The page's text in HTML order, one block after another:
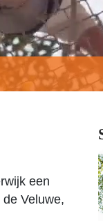
een
Veluwe,